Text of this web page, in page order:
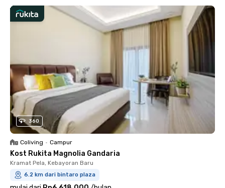
360
Coliving • Campur
Kost Rukita Magnolia Gandaria
Kramat Pela, Kebayoran Baru
6.2 km dari bintaro plaza